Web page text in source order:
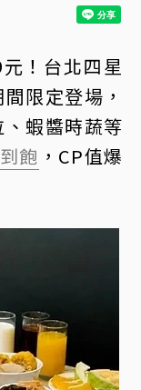
！台北四星
限定登場，
蝦醬時蔬等
飽 ，CP值爆